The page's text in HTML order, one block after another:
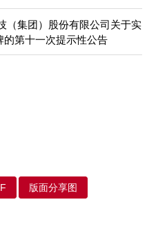
（集团）股份有限公司关于实
的第十一次提示性公告
版面分享图